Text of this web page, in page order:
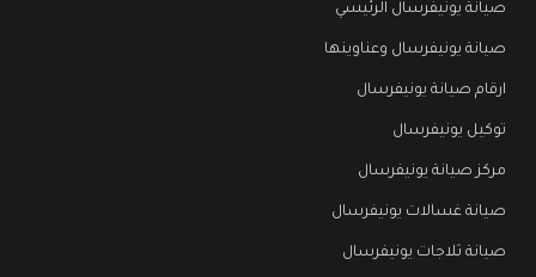
صيانة يونيفرسال الرئيسي
صيانة يونيفرسال وعناوينها
ارقام صيانة يونيفرسال
توكيل يونيفرسال
مركز صيانة يونيفرسال
صيانة غسالات يونيفرسال
صيانة ثلاجات يونيفرسال